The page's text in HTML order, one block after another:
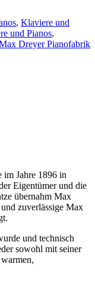
, Klaviere und
und Pianos,
Dreyer Pianofabrik
Jahre 1896 in
Eigentümer und die
übernahm Max
zuverlässige Max
und technisch
sowohl mit seiner